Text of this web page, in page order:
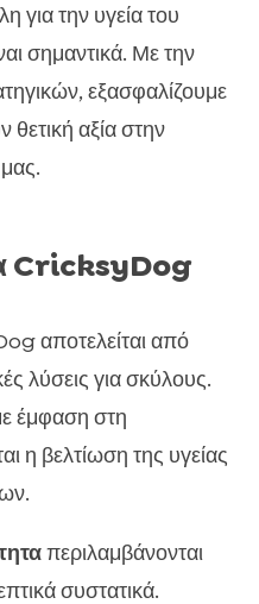
για την υγεία του
σημαντικά. Με την
εξασφαλίζουμε
αξία στην
CricksyDog
αποτελείται από
λύσεις για σκύλους.
έμφαση στη
η βελτίωση της υγείας
περιλαμβάνονται
συστατικά.